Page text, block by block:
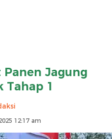
Jagung
Tahap 1
12:17 am